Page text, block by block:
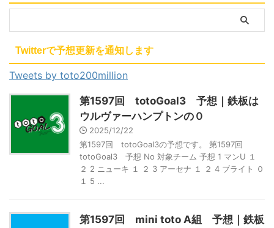
Twitterで予想更新を通知します
Tweets by toto200million
第1597回 totoGoal3 予想｜鉄板は
ウルヴァーハンプトンの０
2025/12/22
第1597回 totoGoal3の予想です。 第1597回
totoGoal3 予想 No 対象チーム 予想 1 マンU １
２ 2 ニューキ １ ２ 3 アーセナ １ ２ 4 ブライト ０
１ 5 ...
第1597回 mini toto A組 予想｜鉄板